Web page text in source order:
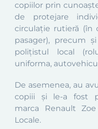
copiilor prin
de protejare
circulație rutieră (în
pasager), precum
polițistul local
uniforma,
De asemenea, au
copiii și le-a fost
marca Renault
Locale.